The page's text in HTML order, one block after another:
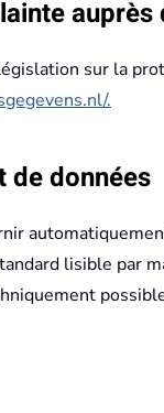
sur la
.
de données
lisible par